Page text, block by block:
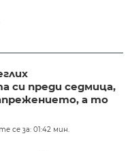
си преди седмица,
а то
се за: 01:42 мин.